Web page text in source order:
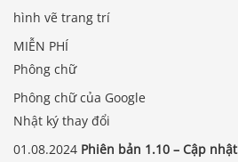
hình vẽ trang trí
MIỄN PHÍ
Phông chữ
Phông chữ của Google
Nhật ký thay đổi
01.08.2024 Phiên bản 1.10 – Cập nhật